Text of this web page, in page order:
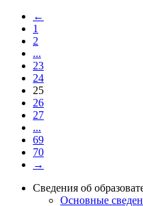
←
1
2
...
23
24
25
26
27
...
69
70
→
Сведения об
Основные